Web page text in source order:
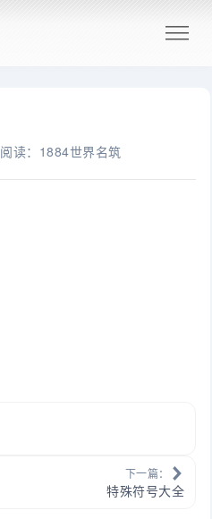
阅读：1884世界名筑
下一篇：
特殊符号大全